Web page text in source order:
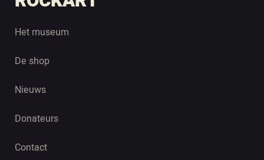
Het museum
De shop
Nieuws
Donateurs
Contact